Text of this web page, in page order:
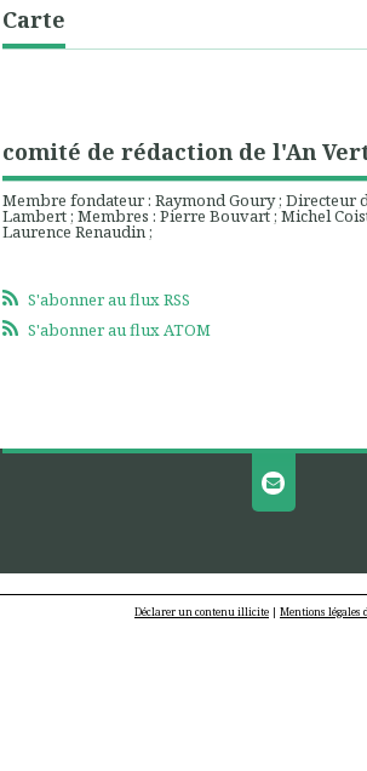
Carte
comité de rédaction de l'An
Membre fondateur : Raymond Goury ; Directeur
Lambert ; Membres : Pierre Bouvart ; Michel
Laurence Renaudin ;
S'abonner au flux RSS
S'abonner au flux ATOM
Déclarer un contenu illicite | Mentions légales